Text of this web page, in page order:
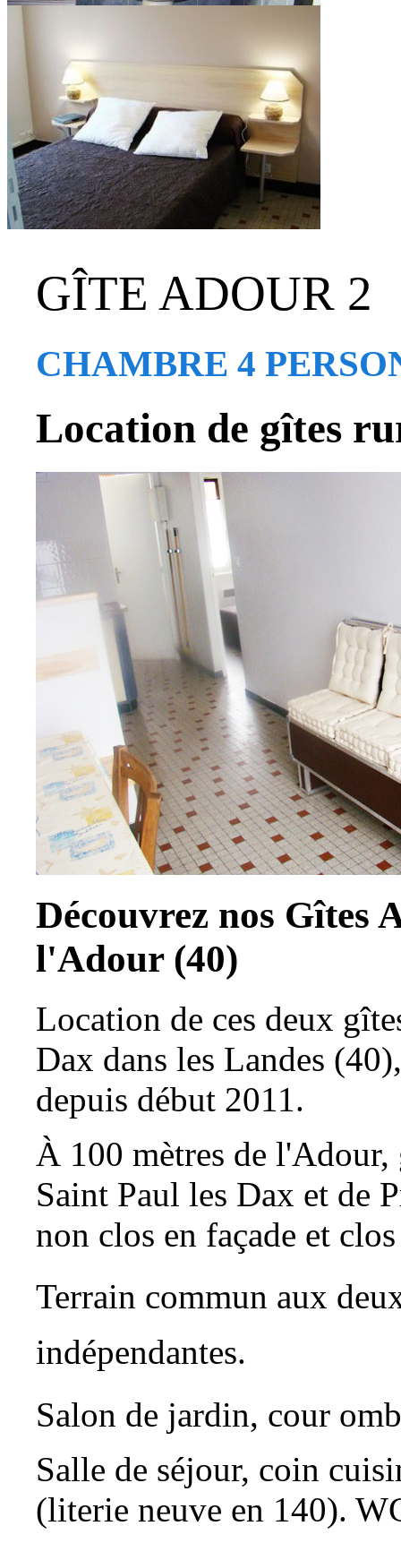
GÎTE ADOUR 2
CHAMBRE 4
Location de gîtes
Découvrez nos Gîtes
l'Adour (40)
Location de ces deux
Dax dans les Landes
depuis début 2011.
À 100 mètres de l'Adour,
Saint Paul les Dax et de
non clos en façade et
Terrain commun aux
indépendantes.
Salon de jardin, cour
Salle de séjour, coin
(literie neuve en 140).